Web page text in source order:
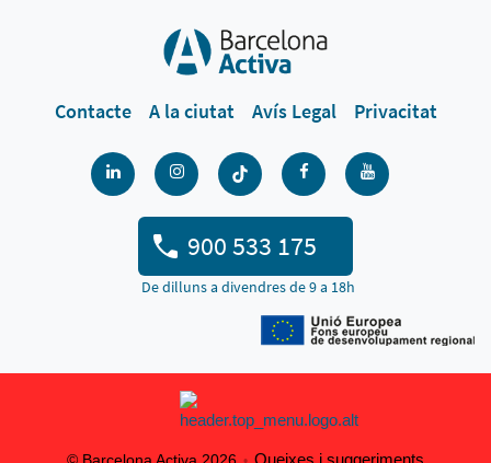
Contacte A la ciutat Avís Legal Privacitat
900 533 175
De dilluns a divendres de 9 a 18h